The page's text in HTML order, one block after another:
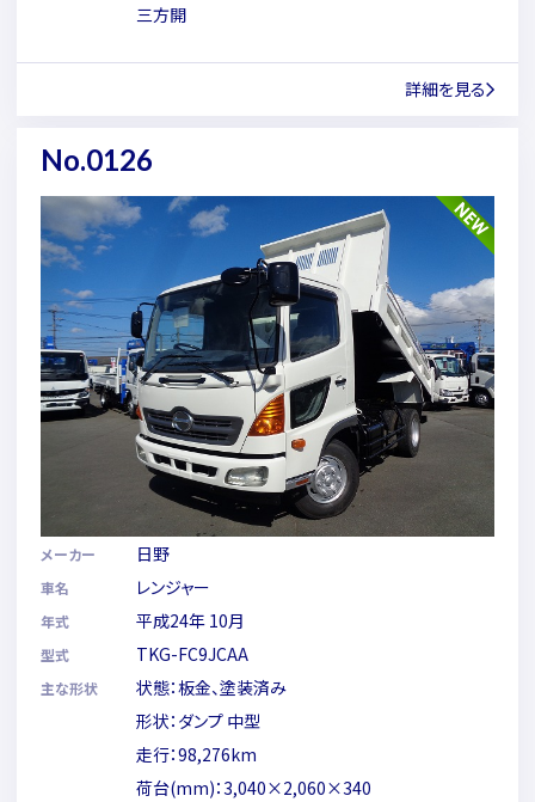
三方開
詳細を見る
No.0126
メーカー 日野
車名 レンジャー
年式 平成24年 10月
型式 TKG-FC9JCAA
主な形状
状態：板金、塗装済み
形状：ダンプ 中型
走行：98,276km
荷台(mm)：3,040×2,060×340